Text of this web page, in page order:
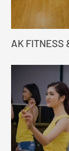
AK FITNESS